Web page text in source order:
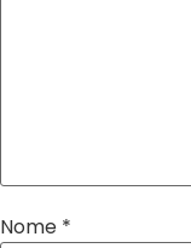
Nome *